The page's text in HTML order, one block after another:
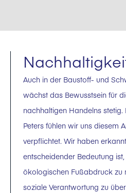
Auch in der Baustoff- und
wächst das Bewusstsein für
nachhaltigen Handelns stetig.
Peters fühlen wir uns diesem
verpflichtet. Wir haben
entscheidender Bedeutung
ökologischen Fußabdruck zu
soziale Verantwortung zu